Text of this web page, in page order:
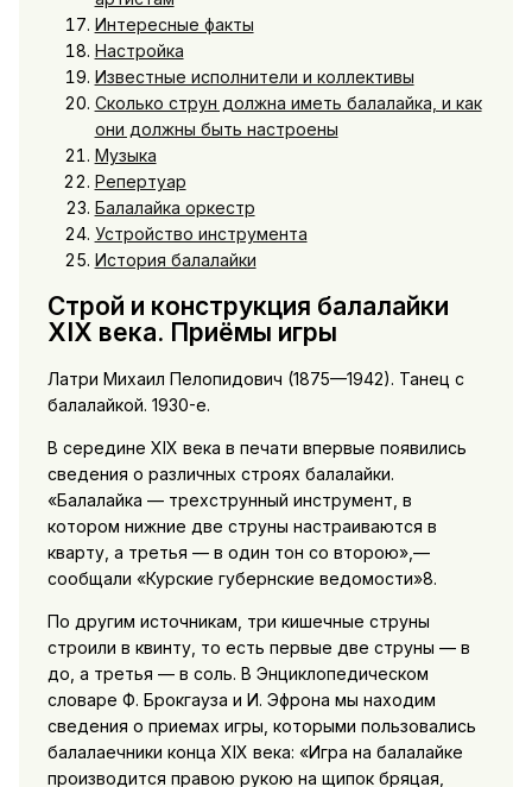
Интересные факты
Настройка
Известные исполнители и коллективы
Сколько струн должна иметь балалайка, и как
они должны быть настроены
Музыка
Репертуар
Балалайка оркестр
Устройство инструмента
История балалайки
Строй и конструкция балалайки
XIX века. Приёмы игры
Латри Михаил Пелопидович (1875—1942). Танец с
балалайкой. 1930-е.
В середине XIX века в печати впервые появились
сведения о различных строях балалайки.
«Балалайка — трехструнный инструмент, в
котором нижние две струны настраиваются в
кварту, а третья — в один тон со второю»,—
сообщали «Курские губернские ведомости»8.
По другим источникам, три кишечные струны
строили в квинту, то есть первые две струны — в
до, а третья — в соль. В Энциклопедическом
словаре Ф. Брокгауза и И. Эфрона мы находим
сведения о приемах игры, которыми пользовались
балалаечники конца XIX века: «Игра на балалайке
производится правою рукою на щипок бряцая,